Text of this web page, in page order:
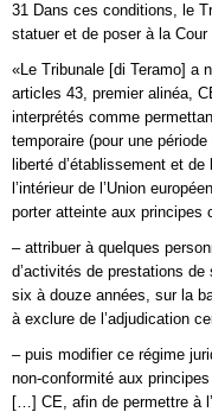
31 Dans ces conditions, le
statuer et de poser à la
«Le Tribunale [di Teramo] a
articles 43, premier alinéa,
interprétés comme
temporaire (pour une
liberté d’établissement et
l’intérieur de l’Union
porter atteinte aux principes
– attribuer à quelques
d’activités de prestations
six à douze années, sur la
à exclure de l’adjudication
– puis modifier ce régime
non‑conformité aux
[…] CE, afin de permettre à